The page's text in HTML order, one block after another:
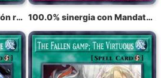
100.0% sinergia con Visión radiante del tifón 100.0% sinergia con Mandato de tifón radiante